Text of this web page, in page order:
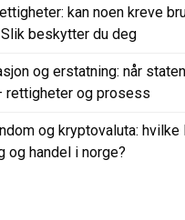
kan noen kreve
beskytter du deg
og erstatning: når
rettigheter og prosess
og kryptovaluta:
og handel i norge?